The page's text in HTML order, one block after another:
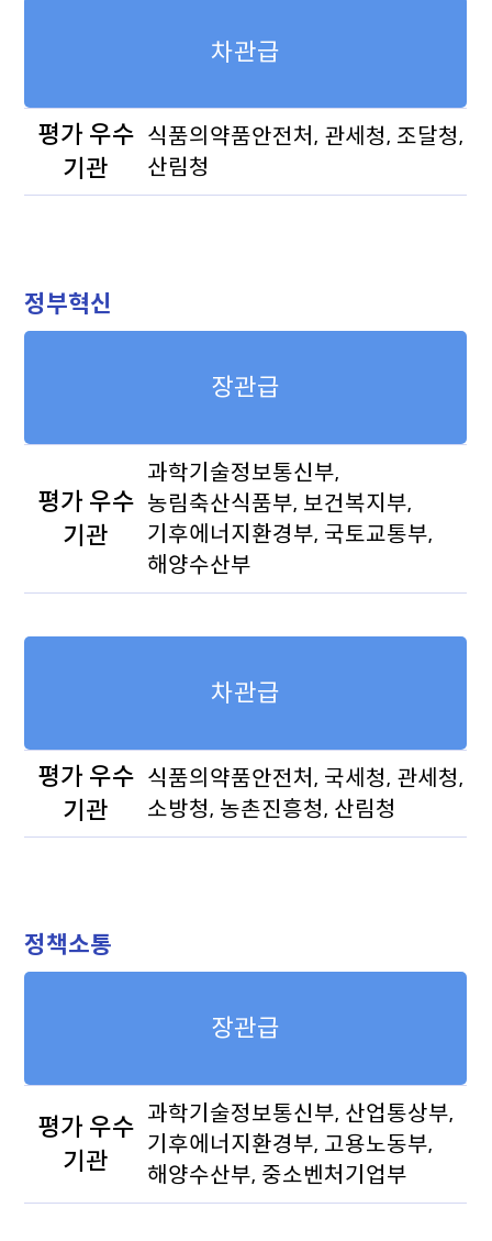
차관급
평가 우수
기관
식품의약품안전처, 관세청, 조달청,
산림청
정부혁신
장관급
평가 우수
기관
과학기술정보통신부,
농림축산식품부, 보건복지부,
기후에너지환경부, 국토교통부,
해양수산부
차관급
평가 우수
기관
식품의약품안전처, 국세청, 관세청,
소방청, 농촌진흥청, 산림청
정책소통
장관급
평가 우수
기관
과학기술정보통신부, 산업통상부,
기후에너지환경부, 고용노동부,
해양수산부, 중소벤처기업부